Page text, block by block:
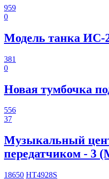
959
0
Модель танка ИС-
381
0
Новая тумбочка
556
37
Музыкальный
передатчиком - 3
18650 HT4928S